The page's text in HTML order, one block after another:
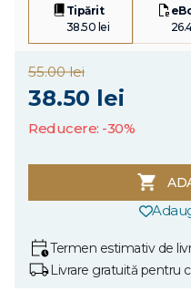
Tipărit
38.50 lei
55.00 lei
38.50 lei
Reducere: -30%
Termen estimativ de
Livrare gratuită pentru